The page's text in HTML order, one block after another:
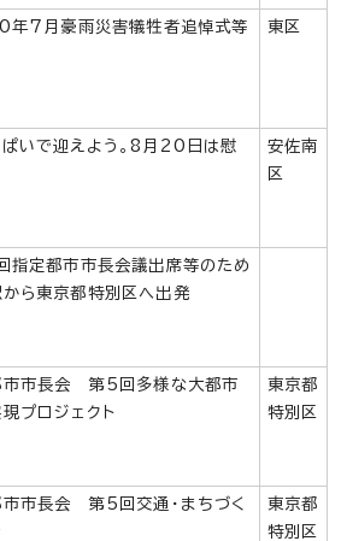
年7月豪雨災害犠牲者追悼式等 東区
いで迎えよう。8月20日は慰
安佐南
区
指定都市市長会議出席等のため
ら東京都特別区へ出発
市市長会 第5回多様な大都市
プロジェクト
東京都
特別区
市市長会 第5回交通・まちづく
東京都
特別区